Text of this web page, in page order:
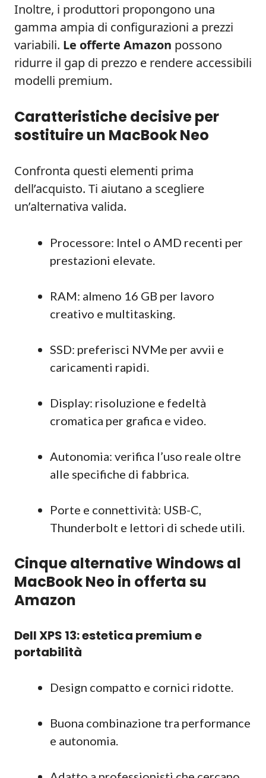
Inoltre, i produttori propongono una
gamma ampia di configurazioni a prezzi
variabili. Le offerte Amazon possono
ridurre il gap di prezzo e rendere accessibili
modelli premium.
Caratteristiche decisive per
sostituire un MacBook Neo
Confronta questi elementi prima
dell’acquisto. Ti aiutano a scegliere
un’alternativa valida.
Processore: Intel o AMD recenti per
prestazioni elevate.
RAM: almeno 16 GB per lavoro
creativo e multitasking.
SSD: preferisci NVMe per avvii e
caricamenti rapidi.
Display: risoluzione e fedeltà
cromatica per grafica e video.
Autonomia: verifica l’uso reale oltre
alle specifiche di fabbrica.
Porte e connettività: USB-C,
Thunderbolt e lettori di schede utili.
Cinque alternative Windows al
MacBook Neo in offerta su
Amazon
Dell XPS 13: estetica premium e
portabilità
Design compatto e cornici ridotte.
Buona combinazione tra performance
e autonomia.